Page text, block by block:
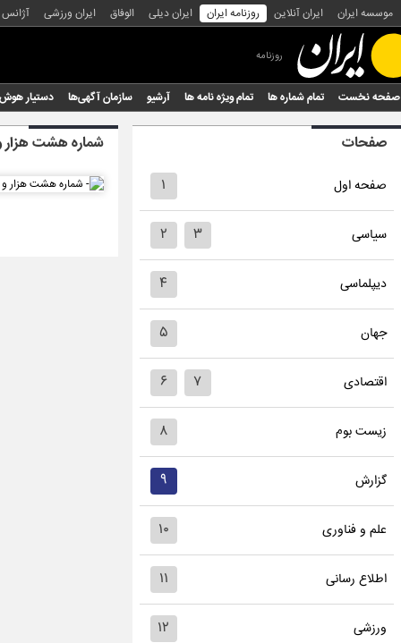
موسسه ایران ایران آنلاین روزنامه ایران ایران دیلی الوفاق ایران ورزشی
روزنامه
صفحه نخست تمام شماره ها تمام ویژه نامه ها آرشیو سازمان آگهی‌ها دستیار
صفحات
صفحه اول ۱
سیاسی ۲ ۳
دیپلماسی ۴
جهان ۵
اقتصادی ۶ ۷
زیست بوم ۸
گزارش ۹
علم و فناوری ۱۰
اطلاع رسانی ۱۱
ورزشی ۱۲
شماره هشت